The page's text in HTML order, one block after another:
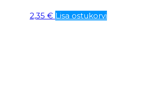
2,35 € Lisa ostukorvi